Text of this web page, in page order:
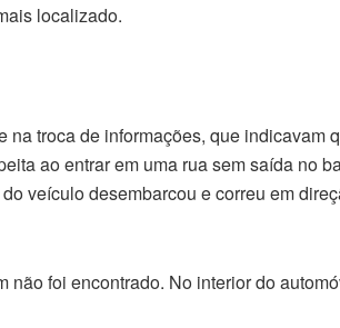
localizado.
na troca de informações, que indicavam
ao entrar em uma rua sem saída no
veículo desembarcou e correu em
foi encontrado. No interior do